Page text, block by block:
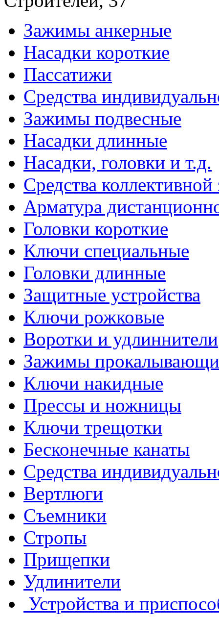
Диапазон рабочих
Относительная
Срок службы корпуса
КОРПУС
- однофазным
включения;
- автоматическими
необходимости УЗО;
- пломбирующими
доступ к приборам
- электронными и
КОРПУС ЗАЩИТЫ
ЭЛЕКТРИЧЕСКОГО
ТЕХНИЧЕСКИЕ
Степень защиты
Диапазон рабочих
Относительная
Режим работы корпуса
Срок службы корпуса
Габаритные размеры
Материал корпусов не
КОРПУС БЛОКА
ПОЗВОЛЯЕТ
Зажимы анкерные
Насадки короткие
Пассатижи
Средства
Зажимы подвесные
Насадки длинные
Насадки, головки и т.д.
Средства
Арматура
Головки короткие
Ключи специальные
Головки длинные
Защитные устройства
Ключи рожковые
Воротки и удлиннители
Зажимы
Ключи накидные
Прессы и ножницы
Ключи трещотки
Бесконечные канаты
Средства
Вертлюги
Съемники
Стропы
Прищепки
Удлинители
Устройства и